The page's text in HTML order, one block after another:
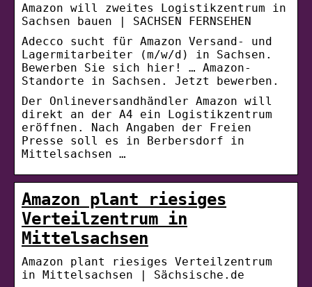
Amazon will zweites Logistikzentrum in
Sachsen bauen | SACHSEN FERNSEHEN
Adecco sucht für Amazon Versand- und
Lagermitarbeiter (m/w/d) in Sachsen.
Bewerben Sie sich hier! … Amazon-
Standorte in Sachsen. Jetzt bewerben.
Der Onlineversandhändler Amazon will
direkt an der A4 ein Logistikzentrum
eröffnen. Nach Angaben der Freien
Presse soll es in Berbersdorf in
Mittelsachsen …
Amazon plant riesiges
Verteilzentrum in
Mittelsachsen
Amazon plant riesiges Verteilzentrum
in Mittelsachsen | Sächsische.de